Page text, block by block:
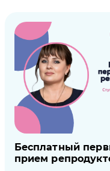
Бесплатный
прием